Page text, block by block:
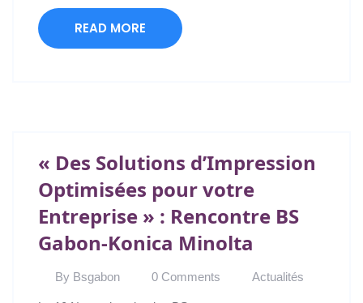
READ MORE
« Des Solutions d’Impression
Optimisées pour votre
Entreprise » : Rencontre BS
Gabon-Konica Minolta
By Bsgabon 0 Comments Actualités